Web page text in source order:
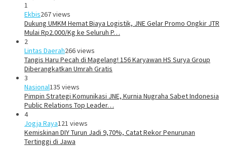
1
Ekbis267 views
Dukung UMKM Hemat Biaya Logistik, JNE Gelar Promo Ongkir JTR
Mulai Rp2.000/Kg ke Seluruh P…
2
Lintas Daerah266 views
Tangis Haru Pecah di Magelang! 156 Karyawan HS Surya Group
Diberangkatkan Umrah Gratis
3
Nasional135 views
Pimpin Strategi Komunikasi JNE, Kurnia Nugraha Sabet Indonesia
Public Relations Top Leader…
4
Jogja Raya121 views
Kemiskinan DIY Turun Jadi 9,70%, Catat Rekor Penurunan
Tertinggi di Jawa